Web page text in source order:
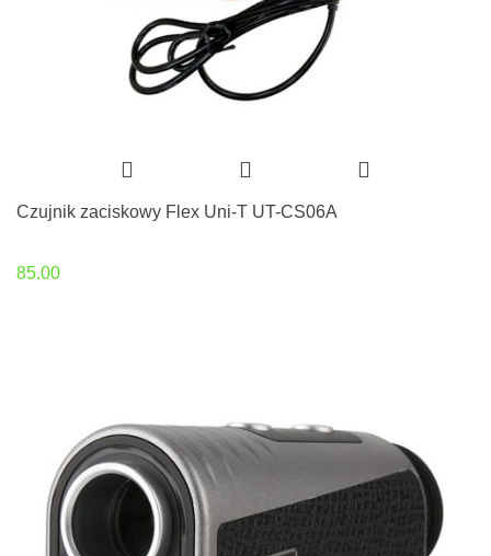
Czujnik zaciskowy Flex Uni-T UT-CS06A
85.00